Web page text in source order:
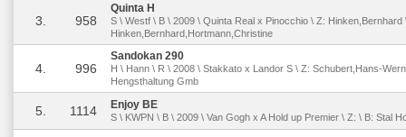
3. 958
Quinta H
S \ Westf \ B \ 2009 \ Quinta Real x Pinocchio \ Z: Hinken,Bernhard
Hinken,Bernhard,Hortmann,Christine
4. 996
Sandokan 290
H \ Hann \ R \ 2008 \ Stakkato x Landor S \ Z: Schubert,Hans-
Hengsthaltung Gmb
5. 1114 Enjoy BE
S \ KWPN \ B \ 2009 \ Van Gogh x A Hold up Premier \ Z: \ B: Stal